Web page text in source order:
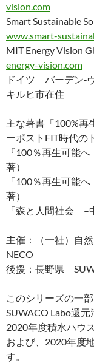
vision.com
Smart Sustainable
www.smart-
MIT Energy Vision
energy-vision.com
ドイツ バーデン‐
キルヒ市在住
主な著書「100%再
ーポストFIT時代の
『100％再生可能
著）
「100％再生可能
著）
「森と人間社会 –
主催：（一社）自
NECO
後援：長野県
このシリーズの一
SUWACO Labo還元
2020年度積水ハウ
および、2020年度
す。